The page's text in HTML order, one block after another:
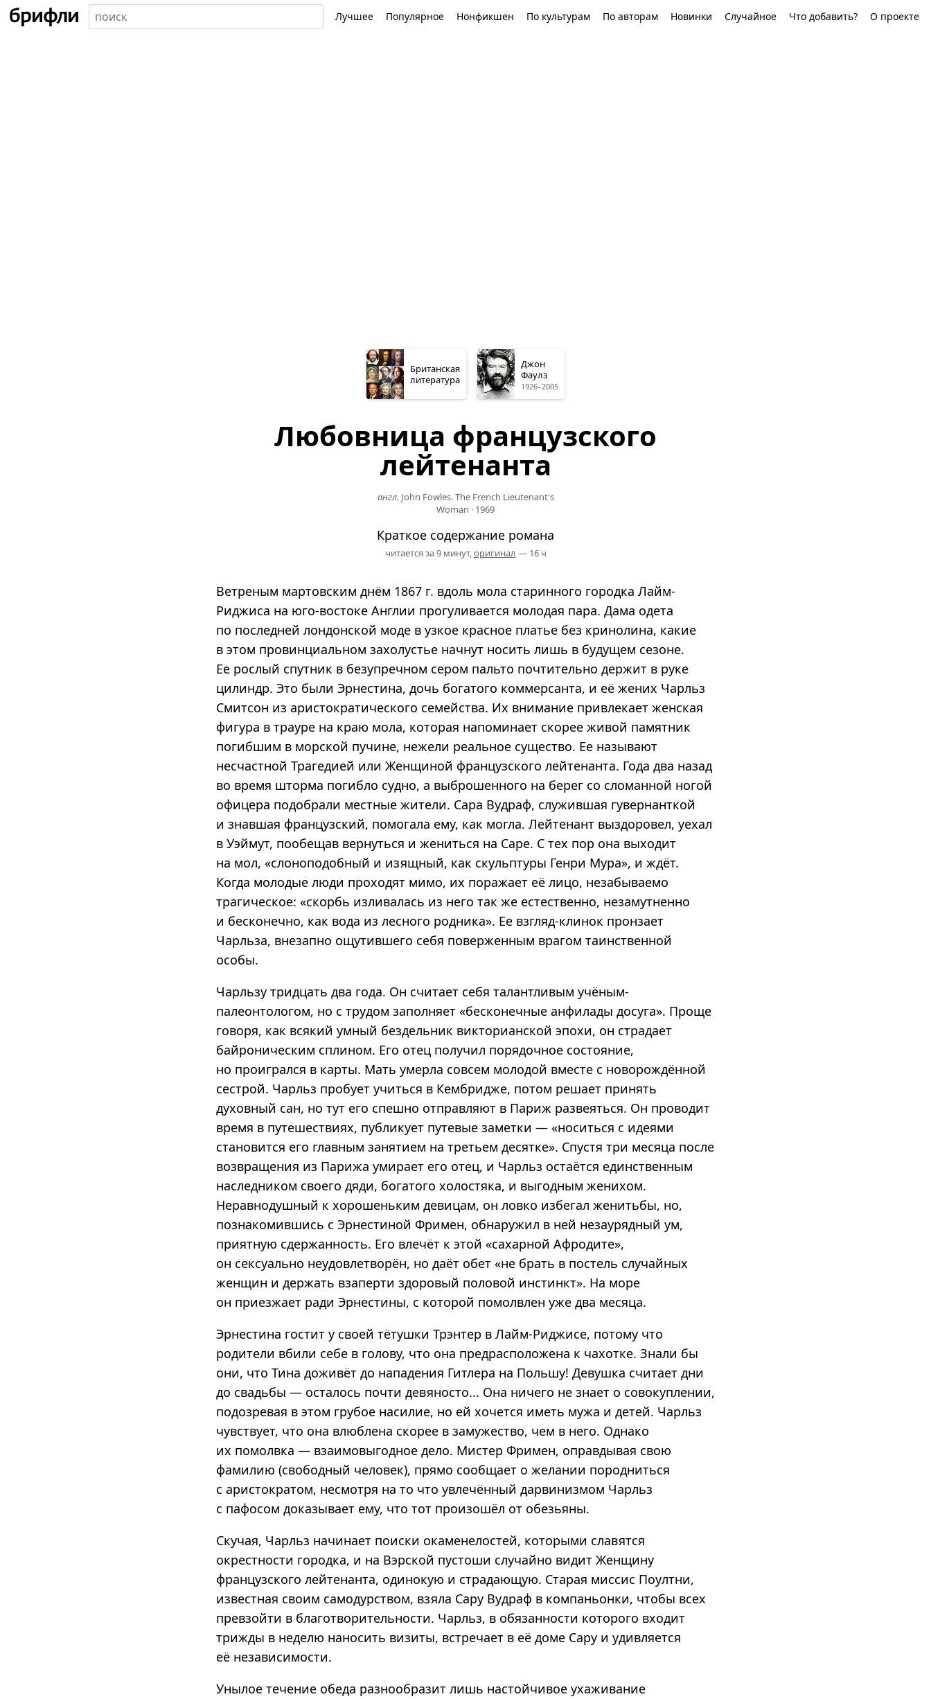
Лучшее Популярное Нонфикшен По культурам По авторам Новинки Случайное Что добавить? О проекте
Британская
литература
Джон
Фаулз
1926–2005
Любовница французского
лейтенанта
англ. John Fowles. The French Lieutenant's
Woman · 1969
Краткое содержание романа
читается за 9 минут,оригинал — 16 ч
Ветреным мартовским днём 1867 г. вдоль мола старинного городка Лайм-
Риджиса на юго-востоке Англии прогуливается молодая пара. Дама одета
по последней лондонской моде в узкое красное платье без кринолина, какие
в этом провинциальном захолустье начнут носить лишь в будущем сезоне.
Ее рослый спутник в безупречном сером пальто почтительно держит в руке
цилиндр. Это были Эрнестина, дочь богатого коммерсанта, и её жених Чарльз
Смитсон из аристократического семейства. Их внимание привлекает женская
фигура в трауре на краю мола, которая напоминает скорее живой памятник
погибшим в морской пучине, нежели реальное существо. Ее называют
несчастной Трагедией или Женщиной французского лейтенанта. Года два назад
во время шторма погибло судно, а выброшенного на берег со сломанной ногой
офицера подобрали местные жители. Сара Вудраф, служившая гувернанткой
и знавшая французский, помогала ему, как могла. Лейтенант выздоровел, уехал
в Уэймут, пообещав вернуться и жениться на Саре. С тех пор она выходит
на мол, «слоноподобный и изящный, как скульптуры Генри Мура», и ждёт.
Когда молодые люди проходят мимо, их поражает её лицо, незабываемо
трагическое: «скорбь изливалась из него так же естественно, незамутненно
и бесконечно, как вода из лесного родника». Ее взгляд-клинок пронзает
Чарльза, внезапно ощутившего себя поверженным врагом таинственной
особы.
Чарльзу тридцать два года. Он считает себя талантливым учёным-
палеонтологом, но с трудом заполняет «бесконечные анфилады досуга». Проще
говоря, как всякий умный бездельник викторианской эпохи, он страдает
байроническим сплином. Его отец получил порядочное состояние,
но проигрался в карты. Мать умерла совсем молодой вместе с новорождённой
сестрой. Чарльз пробует учиться в Кембридже, потом решает принять
духовный сан, но тут его спешно отправляют в Париж развеяться. Он проводит
время в путешествиях, публикует путевые заметки — «носиться с идеями
становится его главным занятием на третьем десятке». Спустя три месяца после
возвращения из Парижа умирает его отец, и Чарльз остаётся единственным
наследником своего дяди, богатого холостяка, и выгодным женихом.
Неравнодушный к хорошеньким девицам, он ловко избегал женитьбы, но,
познакомившись с Эрнестиной Фримен, обнаружил в ней незаурядный ум,
приятную сдержанность. Его влечёт к этой «сахарной Афродите»,
он сексуально неудовлетворён, но даёт обет «не брать в постель случайных
женщин и держать взаперти здоровый половой инстинкт». На море
он приезжает ради Эрнестины, с которой помолвлен уже два месяца.
Эрнестина гостит у своей тётушки Трэнтер в Лайм-Риджисе, потому что
родители вбили себе в голову, что она предрасположена к чахотке. Знали бы
они, что Тина доживёт до нападения Гитлера на Польшу! Девушка считает дни
до свадьбы — осталось почти девяносто... Она ничего не знает о совокуплении,
подозревая в этом грубое насилие, но ей хочется иметь мужа и детей. Чарльз
чувствует, что она влюблена скорее в замужество, чем в него. Однако
их помолвка — взаимовыгодное дело. Мистер Фримен, оправдывая свою
фамилию (свободный человек), прямо сообщает о желании породниться
с аристократом, несмотря на то что увлечённый дарвинизмом Чарльз
с пафосом доказывает ему, что тот произошёл от обезьяны.
Скучая, Чарльз начинает поиски окаменелостей, которыми славятся
окрестности городка, и на Вэрской пустоши случайно видит Женщину
французского лейтенанта, одинокую и страдающую. Старая миссис Поултни,
известная своим самодурством, взяла Сару Вудраф в компаньонки, чтобы всех
превзойти в благотворительности. Чарльз, в обязанности которого входит
трижды в неделю наносить визиты, встречает в её доме Сару и удивляется
её независимости.
Унылое течение обеда разнообразит лишь настойчивое ухаживание